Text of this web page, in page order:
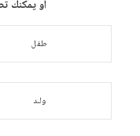
أو يمكنك
طفل
ولـد